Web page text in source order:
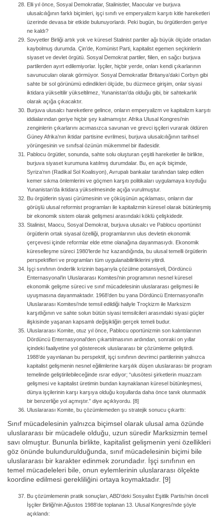
Elli yıl önce, Sosyal Demokratlar, Stalinistler, Maocular ve burjuva
ulusalcılığının farklı biçimleri, işçi sınıfı ve emperyalizm karşıtı kitle hareketleri
üzerinde devasa bir etkide bulunuyorlardı. Peki bugün, bu örgütlerden geriye
ne kaldı?
Sovyetler Birliği artık yok ve küresel Stalinist partiler ağı büyük ölçüde ortadan
kaybolmuş durumda. Çin’de, Komünist Parti, kapitalist egemen seçkinlerin
siyaset ve devlet örgütü. Sosyal Demokrat partiler, fiilen, en sağcı burjuva
partilerden ayırt edilemiyorlar. İşçiler, hiçbir yerde, onları kendi çıkarlarının
savunucuları olarak görmüyor. Sosyal Demokratlar Britanya’daki Corbyn gibi
sahte bir sol görünümü edindikleri ölçüde, bu düzmece girişim, onlar siyasi
iktidara yükseltilir yükseltilmez, Yunanistan’da olduğu gibi, bir sahtekarlık
olarak açığa çıkacaktır.
Burjuva ulusalcı hareketlere gelince, onların emperyalizm ve kapitalizm karşıtı
iddialarından geriye hiçbir şey kalmamıştır. Afrika Ulusal Kongresi’nin
zenginlerin çıkarlarını acımasızca savunan ve grevci işçileri vurarak öldüren
Güney Afrika’nın iktidar partisine evrilmesi, burjuva ulusalcılığının tarihsel
yörüngesinin ve sınıfsal özünün mükemmel bir ifadesidir.
Pablocu örgütler, sonunda, sahte solu oluşturan çeşitli hareketler ile birlikte,
burjuva siyaset kurumuna katılmış durumdalar. Bu, en açık biçimde,
Syriza’nın (Radikal Sol Koalisyon), Avrupalı bankalar tarafından talep edilen
kemer sıkma önlemlerini ve göçmen karşıtı politikaları uygulamaya koyduğu
Yunanistan’da iktidara yükselmesinde açığa vurulmuştur.
Bu örgütlerin siyasi çürümesinin ve çöküşünün açıklaması, onların dar
görüşlü ulusal reformist programları ile kapitalizmin küresel olarak bütünleşmiş
bir ekonomik sistem olarak gelişmesi arasındaki köklü çelişkidedir.
Stalinist, Maocu, Sosyal Demokrat, burjuva ulusalcı ve Pablocu oportünist
örgütlerin ortak siyasal özelliği, programlarının ulus devletin ekonomik
çerçevesi içinde reformlar elde etme olanağına dayanmasıydı. Ekonomik
küreselleşme süreci 1980’lerde hız kazandığında, bu ulusal temelli örgütlerin
perspektifleri ve programları tüm uygulanabilirliklerini yitirdi.
İşçi sınıfının önderlik krizinin başarıyla çözülme potansiyeli, Dördüncü
Enternasyonal’in Uluslararası Komitesi’nin programının nesnel küresel
ekonomik gelişme süreci ve sınıf mücadelesinin uluslararası gelişmesi ile
uyuşmasına dayanmaktadır. 1968’den bu yana Dördüncü Enternasyonal’in
Uluslararası Komitesi’nde temsil edildiği haliyle Troçkizm ile Marksizm
karşıtlığının ve sahte solun bütün siyasi temsilcileri arasındaki siyasi güçler
ilişkisinde yaşanan kapsamlı değişikliğin gerçek temeli budur.
Uluslararası Komite, otuz yıl önce, Pablocu oportünizmin son kalıntılarının
Dördüncü Enternasyonal’den çıkartılmasının ardından, sonraki on yıllar
içindeki faaliyetine yol gösterecek uluslararası bir çözümleme geliştirdi.
1988’de yayınlanan bu perspektif, işçi sınıfının devrimci partilerinin yalnızca
kapitalist gelişmenin nesnel eğilimlerine karşılık düşen uluslararası bir program
temelinde geliştirilebileceğinde ısrar ediyor; “ulusötesi şirketlerin muazzam
gelişmesi ve kapitalist üretimin bundan kaynaklanan küresel bütünleşmesi,
dünya işçilerinin karşı karşıya olduğu koşullarda daha önce tanık olunmadık
bir benzerliğe yol açmıştır.” diye açıklıyordu. [8]
Uluslararası Komite, bu çözümlemeden şu stratejik sonucu çıkarttı:
Sınıf mücadelesinin yalnızca biçimsel olarak ulusal ama özünde
uluslararası bir mücadele olduğu, uzun süredir Marksizmin temel
savı olmuştur. Bununla birlikte, kapitalist gelişmenin yeni özellikleri
göz önünde bulundurulduğunda, sınıf mücadelesinin biçimi bile
uluslararası bir karakter edinmek zorundadır. İşçi sınıfının en
temel mücadeleleri bile, onun eylemlerinin uluslararası ölçekte
koordine edilmesi gerekliliğini ortaya koymaktadır. [9]
Bu çözümlemenin pratik sonuçları, ABD’deki Sosyalist Eşitlik Partisi’nin önceli
İşçiler Birliği’nin Ağustos 1988’de toplanan 13. Ulusal Kongresi’nde şöyle
açıklandı: